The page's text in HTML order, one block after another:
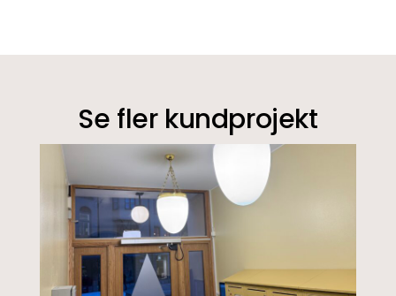
Se fler kundprojekt